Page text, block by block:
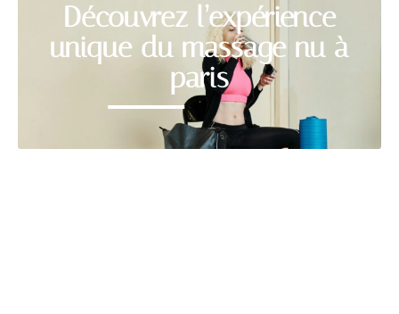
Découvrez l’expérience
unique du massage nu à
paris